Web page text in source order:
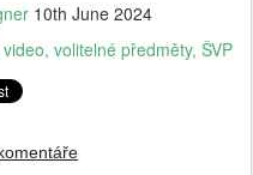
10th June 2024
video volitelné předměty ŠVP